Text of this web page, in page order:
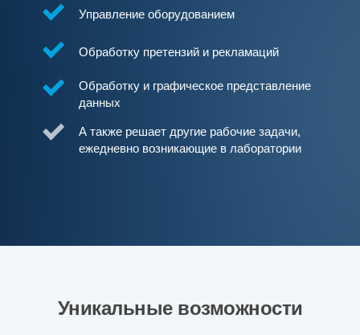
Управление оборудованием
Обработку претензий и рекламаций
Обработку и графическое представление
данных
А также решает другие рабочие задачи,
ежедневно возникающие в лаборатории
Уникальные возможности